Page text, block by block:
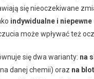
się nieoczekiwane
indywidualne i niepewne
może wpływać też
się dwa warianty: na
danej chemii) oraz na